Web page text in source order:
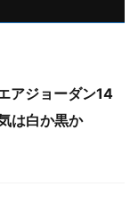
アジョーダン14
は白か黒か